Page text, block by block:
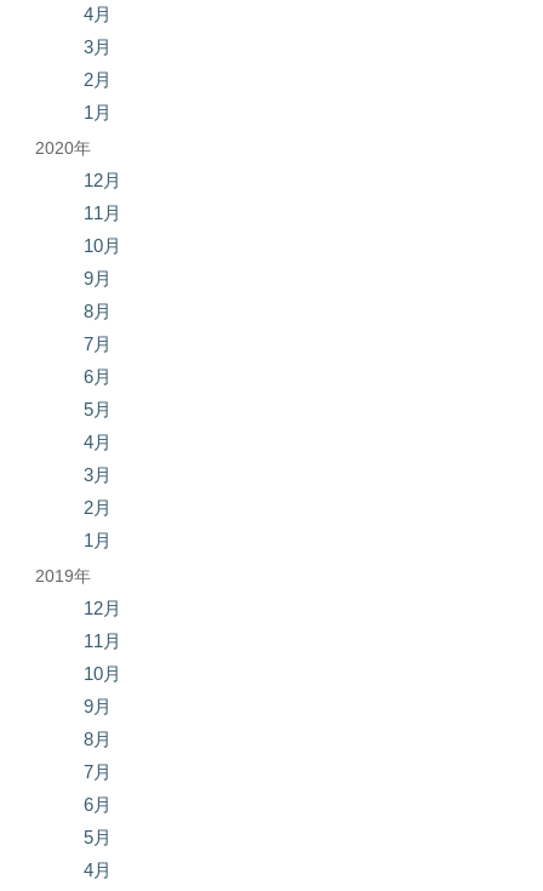
4月
3月
2月
1月
2020年
12月
11月
10月
9月
8月
7月
6月
5月
4月
3月
2月
1月
2019年
12月
11月
10月
9月
8月
7月
6月
5月
4月